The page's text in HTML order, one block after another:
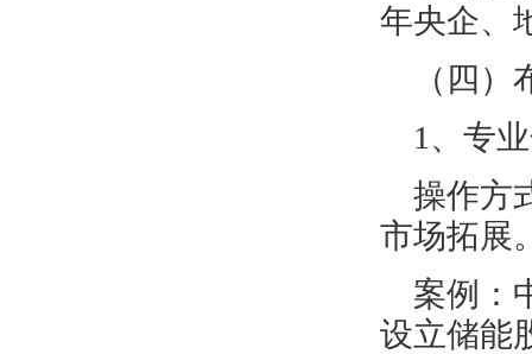
年央企、
（四
1、专
操作方
市场拓展
案例：
设立储能